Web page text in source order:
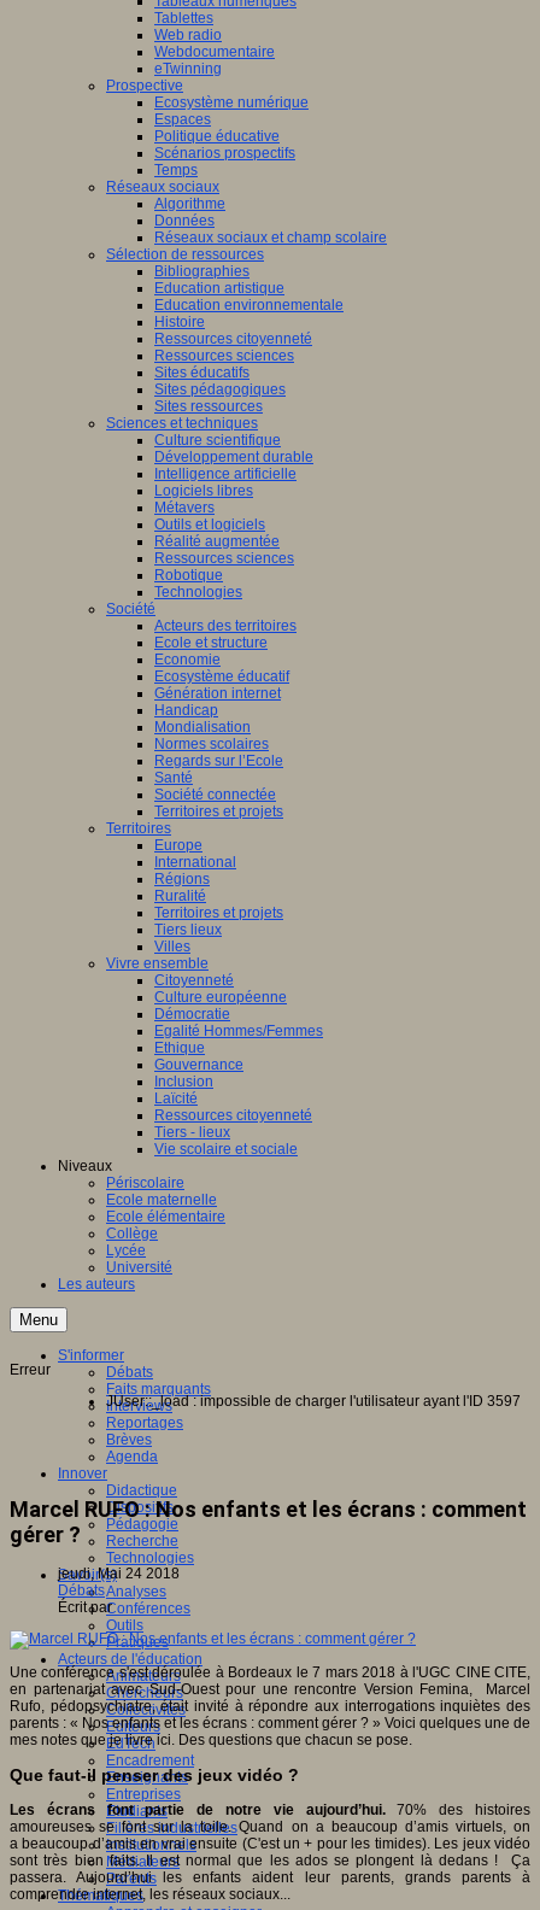
Tablettes
Web radio
Webdocumentaire
eTwinning
Prospective
Ecosystème numérique
Espaces
Politique éducative
Scénarios prospectifs
Temps
Réseaux sociaux
Algorithme
Données
Réseaux sociaux et champ scolaire
Sélection de ressources
Bibliographies
Education artistique
Education environnementale
Histoire
Ressources citoyenneté
Ressources sciences
Sites éducatifs
Sites pédagogiques
Sites ressources
Sciences et techniques
Culture scientifique
Développement durable
Intelligence artificielle
Logiciels libres
Métavers
Outils et logiciels
Réalité augmentée
Ressources sciences
Robotique
Technologies
Société
Acteurs des territoires
Ecole et structure
Economie
Ecosystème éducatif
Génération internet
Handicap
Mondialisation
Normes scolaires
Regards sur l’Ecole
Santé
Société connectée
Territoires et projets
Territoires
Europe
International
Régions
Ruralité
Territoires et projets
Tiers lieux
Villes
Vivre ensemble
Citoyenneté
Culture européenne
Démocratie
Egalité Hommes/Femmes
Ethique
Gouvernance
Inclusion
Laïcité
Ressources citoyenneté
Tiers - lieux
Vie scolaire et sociale
Niveaux
Périscolaire
Ecole maternelle
Ecole élémentaire
Collège
Lycée
Université
Les auteurs
Menu
S'informer
Débats
Faits marquants
Interviews
Reportages
Brèves
Agenda
Innover
Didactique
Dispositifs
Pédagogie
Recherche
Technologies
Savoir(s)
Analyses
Conférences
Outils
Pratiques
Acteurs de l'éducation
Animateurs
Chercheurs
Collectivités
Editeurs
EdTech
Encadrement
Enseignants
Entreprises
Etudiants
Filières industrielles
Institutionnels
Médiateurs
Parents
Thématiques
Erreur
JUser::_load : impossible de charger l'utilisateur ayant l'ID 3597
Marcel RUFO : Nos enfants et les écrans : comment
gérer ?
jeudi, Mai 24 2018
Débats
Écrit par
Une conférence s'est déroulée à Bordeaux le 7 mars 2018 à l'UGC CINE CITE,
en partenariat avec Sud-Ouest pour une rencontre Version Femina, Marcel
Rufo, pédopsychiatre, était invité à répondre aux interrogations inquiètes des
parents : « Nos enfants et les écrans : comment gérer ? » Voici quelques une de
mes notes que je livre ici. Des questions que chacun se pose.
Que faut-il penser des jeux vidéo ?
Les écrans font partie de notre vie aujourd’hui.70% des histoires
amoureuses se font sur la toile. Quand on a beaucoup d’amis virtuels, on
a beaucoup d’amis en vrai ensuite (C'est un + pour les timides). Les jeux vidéo
sont très bien faits. Il est normal que les ados se plongent là dedans ! Ça
passera. Aujourd’hui les enfants aident leur parents, grands parents à
comprendre internet, les réseaux sociaux...